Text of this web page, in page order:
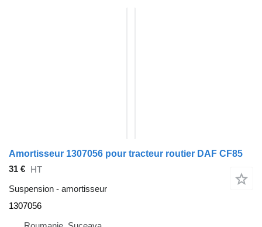
Amortisseur 1307056 pour tracteur routier DAF CF85
31 €
HT
Suspension - amortisseur
1307056